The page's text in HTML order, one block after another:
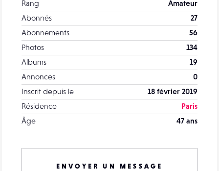
Rang
Amateur
Abonnés
27
Abonnements
56
Photos
134
Albums
19
Annonces
0
Inscrit depuis le
18 février 2019
Résidence
Paris
Âge
47 ans
ENVOYER UN MESSAGE